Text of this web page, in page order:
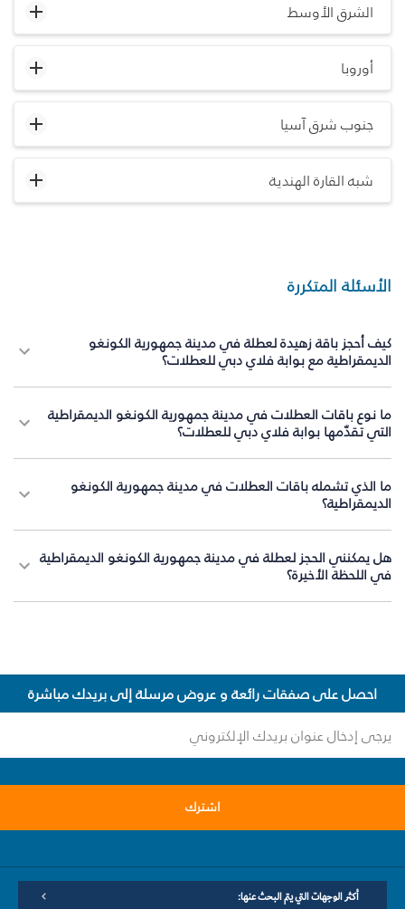
الشرق الأوسط
أوروبا
جنوب شرق آسيا
شبه القارة الهندية
الأسئلة المتكررة
كيف أحجز باقة زهيدة لعطلة في مدينة جمهورية الكونغو
الديمقراطية مع بوابة فلاي دبي للعطلات؟
ما نوع باقات العطلات في مدينة جمهورية الكونغو الديمقراطية
التي تقدّمها بوابة فلاي دبي للعطلات؟
ما الذي تشمله باقات العطلات في مدينة جمهورية الكونغو
الديمقراطية؟
هل يمكنني الحجز لعطلة في مدينة جمهورية الكونغو الديمقراطية
في اللحظة الأخيرة؟
احصل على صفقات رائعة و عروض مرسلة إلى بريدك مباشرة
اشترك
أكثر الوجهات التي يتم البحث عنها: